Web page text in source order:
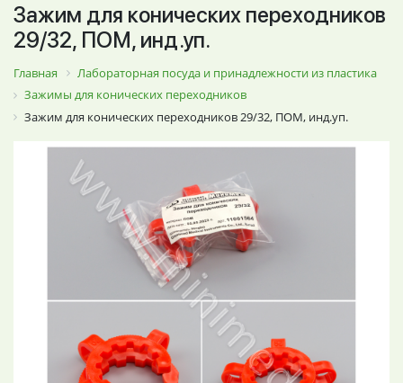
Зажим для конических переходников
29/32, ПОМ, инд.уп.
Главная
Лабораторная посуда и принадлежности из пластика
Зажимы для конических переходников
Зажим для конических переходников 29/32, ПОМ, инд.уп.